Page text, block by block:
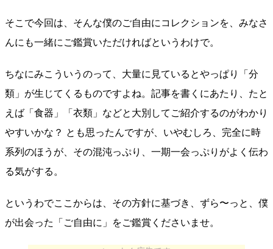
そこで今回は、そんな僕のご自由にコレクションを、みなさ
んにも一緒にご鑑賞いただければというわけで。
ちなにみこういうのって、大量に見ているとやっぱり「分
類」が生じてくるものですよね。記事を書くにあたり、たと
えば「食器」「衣類」などと大別してご紹介するのがわかり
やすいかな？ とも思ったんですが、いやむしろ、完全に時
系列のほうが、その混沌っぷり、一期一会っぷりがよく伝わ
る気がする。
というわでここからは、その方針に基づき、ずら〜っと、僕
が出会った「ご自由に」をご鑑賞くださいませ。